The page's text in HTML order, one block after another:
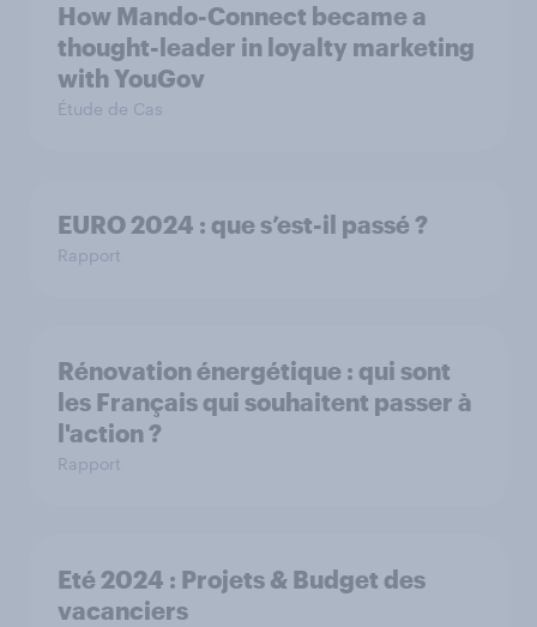
How Mando-Connect became a
thought-leader in loyalty marketing
with YouGov
Étude de Cas
EURO 2024 : que s’est-il passé ?
Rapport
Rénovation énergétique : qui sont
les Français qui souhaitent passer à
l'action ?
Rapport
Eté 2024 : Projets & Budget des
vacanciers